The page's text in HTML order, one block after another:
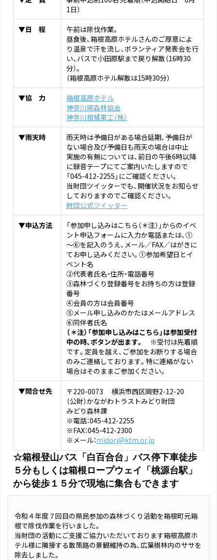
1日）
▼日 程
午前は除伐作業。
昼食後、箱根高原ホテルさんのご厚意によ
り温泉で汗を流し、ボランティア発表会を行
い、バスで小田原駅まで戻り解散（16時30
分）。
（箱根高原ホテル解散は15時30分）
▼協 力
箱根高原ホテル
神奈川県森林協会
神奈川柑橘果工（株）
▼雨天時
雨天時は予備日がある場合延期、予備日が
ない場合及び予備日も雨天の場合は中止
実施の有無については、前日の午後6時以降
に録音テープにてご案内いたしますので
「045-412-2255」にご確認ください。
当財団ツイッターでも、開催状況をお知らせ
しておりますのでご確認ください。
財団公式ツイッター
▼申込方法
「参加申し込みはこちら（＊注）」からのイベ
ント申込フォームに入力か電話または、①
～⑥を記入のうえ、メール／FAX／はがきに
てお申し込みください。①参加希望日とイ
ベント名
②代表者氏名・住所・電話番号
③森林づくり登録番号をお持ちの方は登録
番号
④会員の方は会員番号
⑤メール申し込みのかたはメールアドレス
⑥同伴者氏名
（＊注）「参加申し込みはこちら」は参加受付
中の時、ボタンが出ます。
※受付は先着順
です。定員を越え、ご参加をお断りする場合
のみご連絡しております。特に連絡がない
場合はそのままご参加ください。
▼問合せ先
〒220-0073 横浜市西区岡野2-12-20
（公財）かながわトラストみどり財団
みどり森林課
※電話：045-412-2255
※FAX：045-412-2300
※メール：midori@ktm.or.jp
☆箱根登山バス「白百合台」バス停下車徒歩
５分もしくは箱根ロープウェイ「桃源台駅」
から徒歩１５分で現地に集合もできます
令和４年度７回目の県民参加の森林づくり活動を箱根町元箱
根で除伐作業を行いました。
当財団の活動にご支援ご協力いただいております箱根高原ホ
テル様に隣接する散策路の景観維持の為、広葉樹林内のササを
除去しました。